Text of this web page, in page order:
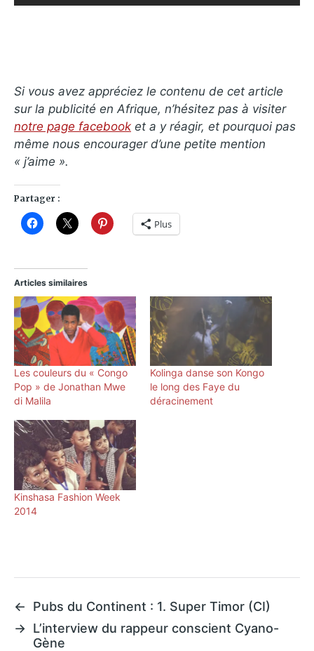
Si vous avez appréciez le contenu de cet article
sur la publicité en Afrique, n’hésitez pas à visiter
notre page facebook et a y réagir, et pourquoi pas
même nous encourager d’une petite mention
« j’aime ».
Partager :
Plus
Articles similaires
Les couleurs du « Congo
Pop » de Jonathan Mwe
di Malila
Kolinga danse son Kongo
le long des Faye du
déracinement
Kinshasa Fashion Week
2014
←
Pubs du Continent : 1. Super Timor (CI)
→ L’interview du rappeur conscient Cyano-
Gène